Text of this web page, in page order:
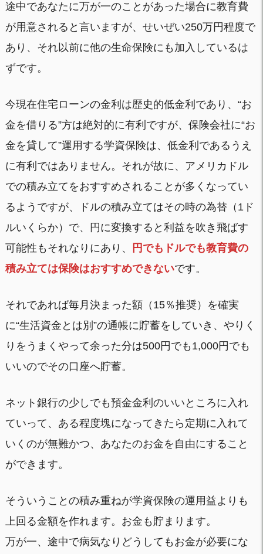
途中であなたに万が一のことがあった場合に教育費
が用意されると言いますが、せいぜい250万円程度で
あり、それ以前に他の生命保険にも加入しているは
ずです。
今現在住宅ローンの金利は歴史的低金利であり、“お
金を借りる”方は絶対的に有利ですが、保険会社に“お
金を貸して”運用する学資保険は、低金利であるうえ
に有利ではありません。それが故に、アメリカドル
での積み立てをおすすめされることが多くなってい
るようですが、ドルの積み立てはその時の為替（1ド
ルいくらか）で、円に変換すると利益を吹き飛ばす
可能性もそれなりにあり、
円でもドルでも教育費の
積み立ては保険はおすすめできないです。
それであれば毎月決まった額（15％推奨）を確実
に“生活資金とは別”の通帳に貯蓄をしていき、やりく
りをうまくやって余った分は500円でも1,000円でも
いいのでその口座へ貯蓄。
ネット銀行の少しでも預金金利のいいところに入れ
ていって、ある程度塊になってきたら定期に入れて
いくのが無難かつ、あなたのお金を自由にすること
ができます。
そういうことの積み重ねが学資保険の運用益よりも
上回る金額を作れます。お金も貯まります。
万が一、途中で病気なりどうしてもお金が必要にな